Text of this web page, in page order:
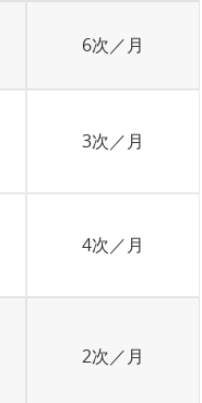
6次／月
3次／月
4次／月
2次／月